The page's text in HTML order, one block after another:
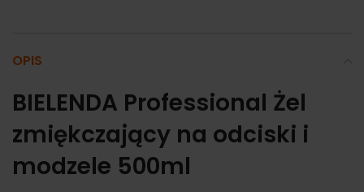
OPIS
BIELENDA Professional Żel
zmiękczający na odciski i
modzele 500ml